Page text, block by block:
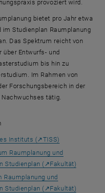
provoziert wird.
bietet pro Jahr etwa
im Studienplan Raumplanung
Das Spektrum reicht von
über Entwurfs- und
bis hin zu
Im Rahmen von
Forschungsbereich in der
tätig.
Instituts (↗TISS)
Raumplanung und
Studienplan (↗Fakultät)
und
Studienplan (↗Fakultät)